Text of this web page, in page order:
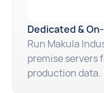
Dedicated &
Run Makula
premise servers
production data.